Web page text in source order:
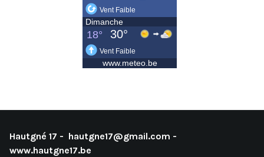
Hautgné 17 - hautgne17@gmail.com -
www.hautgne17.be